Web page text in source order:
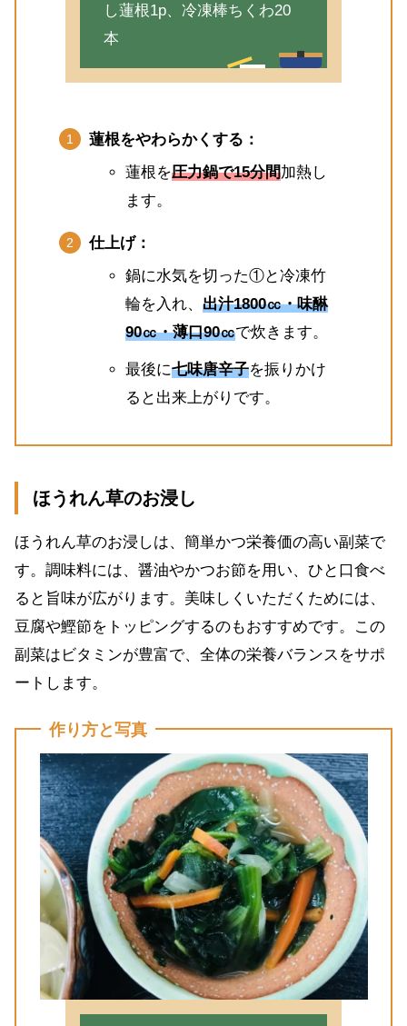
し蓮根1p、冷凍棒ちくわ20
本
蓮根をやわらかくする：
蓮根を圧力鍋で15分間加熱し
ます。
仕上げ：
鍋に水気を切った①と冷凍竹
輪を入れ、 出汁1800㏄・味醂
90㏄・薄口90㏄で炊きます。
最後に七味唐辛子を振りかけ
ると出来上がりです。
ほうれん草のお浸し
ほうれん草のお浸しは、簡単かつ栄養価の高い副菜で
す。調味料には、醤油やかつお節を用い、ひと口食べ
ると旨味が広がります。美味しくいただくためには、
豆腐や鰹節をトッピングするのもおすすめです。この
副菜はビタミンが豊富で、全体の栄養バランスをサポ
ートします。
作り方と写真